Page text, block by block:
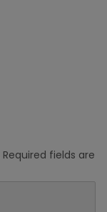
Required fields are